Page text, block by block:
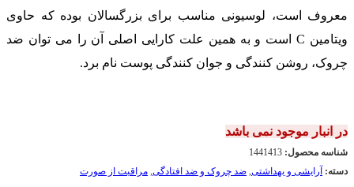
معروف است، لوسیونی مناسب برای بزرگسالان بوده که حاوی
ویتامین C است و به همین علت کارایی اصلی آن را می توان ضد
چروک، روشن کنندگی و جوان کنندگی پوست نام برد.
در انبار موجود نمی باشد
شناسه محصول: 1441413
دسته: آرایشی و بهداشتی, ضد چروک و ضد افتادگی, مراقبت از صورت